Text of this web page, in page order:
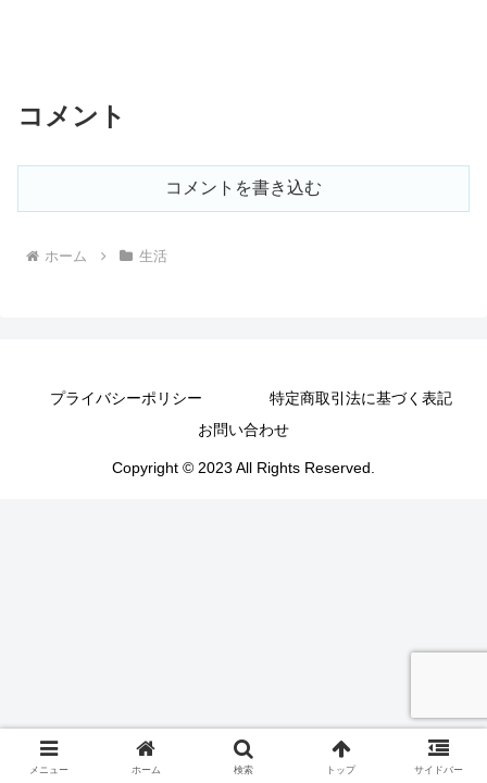
コメント
コメントを書き込む
ホーム 生活
プライバシーポリシー
特定商取引法に基づく表記
お問い合わせ
Copyright © 2023 All Rights Reserved.
メニュー ホーム 検索 トップ サイドバー